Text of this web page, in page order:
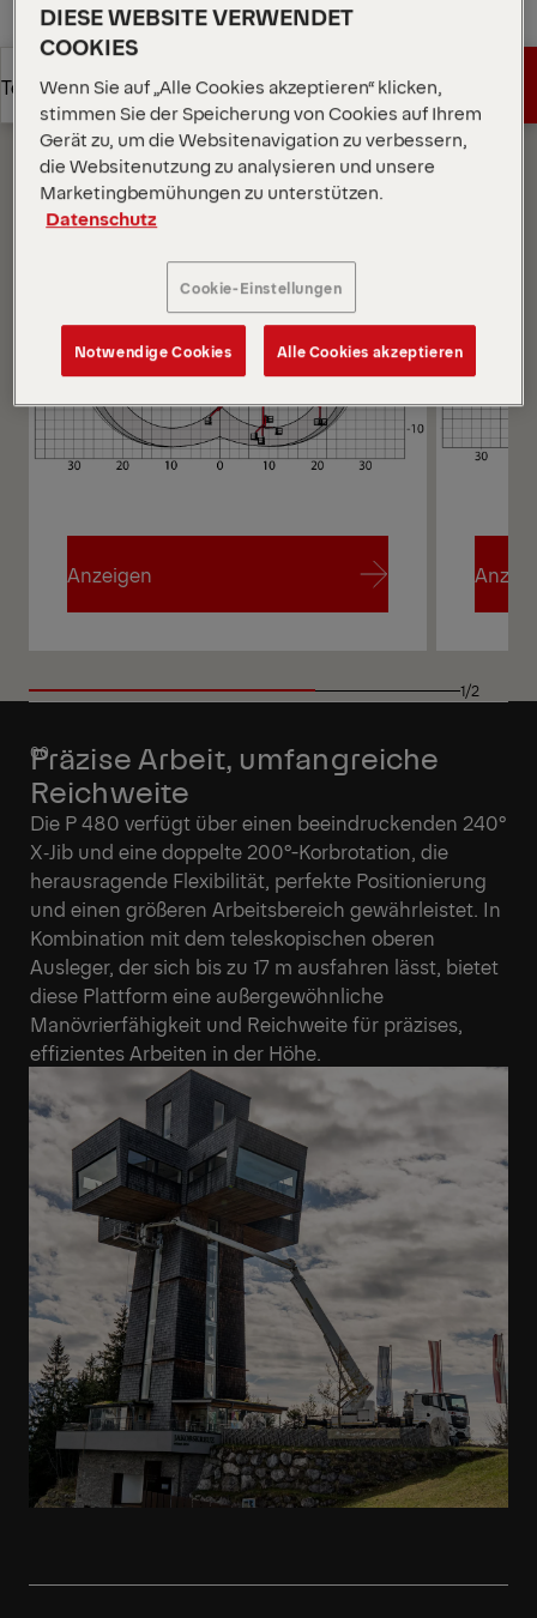
Vertriebspartner finden
Technische Daten
Technische Daten
Angebot anfordern
Angebot anfordern
Diagramme
Anzeigen
1/2
Präzise Arbeit, umfangreiche
Reichweite
Die P 480 verfügt über einen beeindruckenden 240°
X‑Jib und eine doppelte 200°-Korbrotation, die
herausragende Flexibilität, perfekte Positionierung
und einen größeren Arbeitsbereich gewährleistet. In
Kombination mit dem teleskopischen oberen
Ausleger, der sich bis zu 17 m ausfahren lässt, bietet
diese Plattform eine außergewöhnliche
Manövrierfähigkeit und Reichweite für präzises,
effizientes Arbeiten in der Höhe.
DIESE WEBSITE VERWENDET
COOKIES
Wenn Sie auf „Alle Cookies akzeptieren“ klicken,
stimmen Sie der Speicherung von Cookies auf Ihrem
Gerät zu, um die Websitenavigation zu verbessern,
die Websitenutzung zu analysieren und unsere
Marketingbemühungen zu unterstützen.
Datenschutz
Cookie-Einstellungen
Notwendige Cookies Alle Cookies akzeptieren